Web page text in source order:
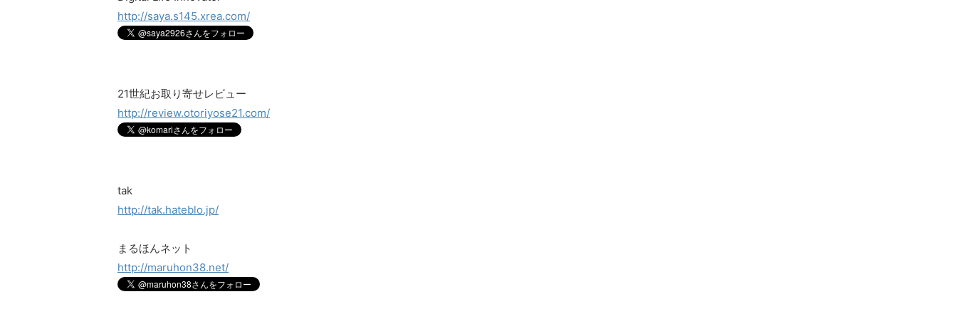
http://saya.s145.xrea.com/
21世紀お取り寄せレビュー
http://review.otoriyose21.com/
tak
http://tak.hateblo.jp/
まるほんネット
http://maruhon38.net/